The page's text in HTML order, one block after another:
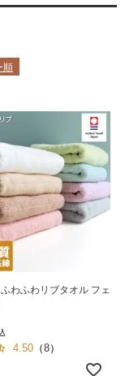
順
わふわリブタオル フェ
4.50 （8）